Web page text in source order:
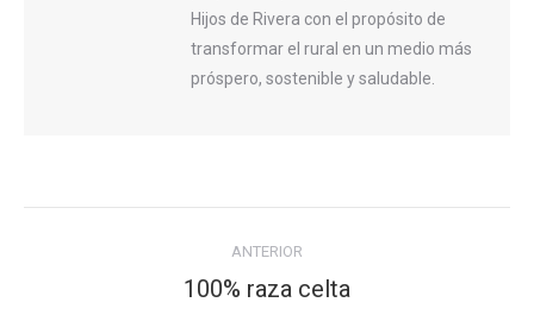
Hijos de Rivera con el propósito de
transformar el rural en un medio más
próspero, sostenible y saludable.
publicaciones
ANTERIOR
Publicación
100% raza celta